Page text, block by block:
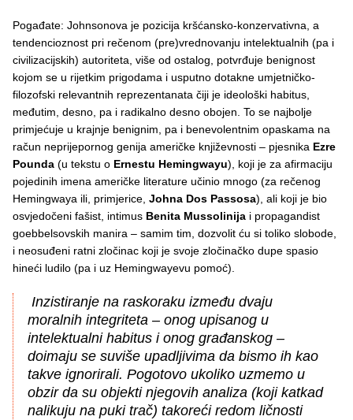
Pogađate: Johnsonova je pozicija kršćansko-konzervativna, a
tendencioznost pri rečenom (pre)vrednovanju intelektualnih (pa i
civilizacijskih) autoriteta, više od ostalog, potvrđuje benignost
kojom se u rijetkim prigodama i usputno dotakne umjetničko-
filozofski relevantnih reprezentanata čiji je ideološki habitus,
međutim, desno, pa i radikalno desno obojen. To se najbolje
primjećuje u krajnje benignim, pa i benevolentnim opaskama na
račun neprijepornog genija američke književnosti – pjesnika Ezre
Pounda (u tekstu o Ernestu Hemingwayu), koji je za afirmaciju
pojedinih imena američke literature učinio mnogo (za rečenog
Hemingwaya ili, primjerice, Johna Dos Passosa), ali koji je bio
osvjedočeni fašist, intimus Benita Mussolinija i propagandist
goebbelsovskih manira – samim tim, dozvolit ću si toliko slobode,
i neosuđeni ratni zločinac koji je svoje zločinačko dupe spasio
hineći ludilo (pa i uz Hemingwayevu pomoć).
Inzistiranje na raskoraku između dvaju
moralnih integriteta – onog upisanog u
intelektualni habitus i onog građanskog –
doimaju se suviše upadljivima da bismo ih kao
takve ignorirali. Pogotovo ukoliko uzmemo u
obzir da su objekti njegovih analiza (koji katkad
nalikuju na puki trač) takoreći redom ličnosti